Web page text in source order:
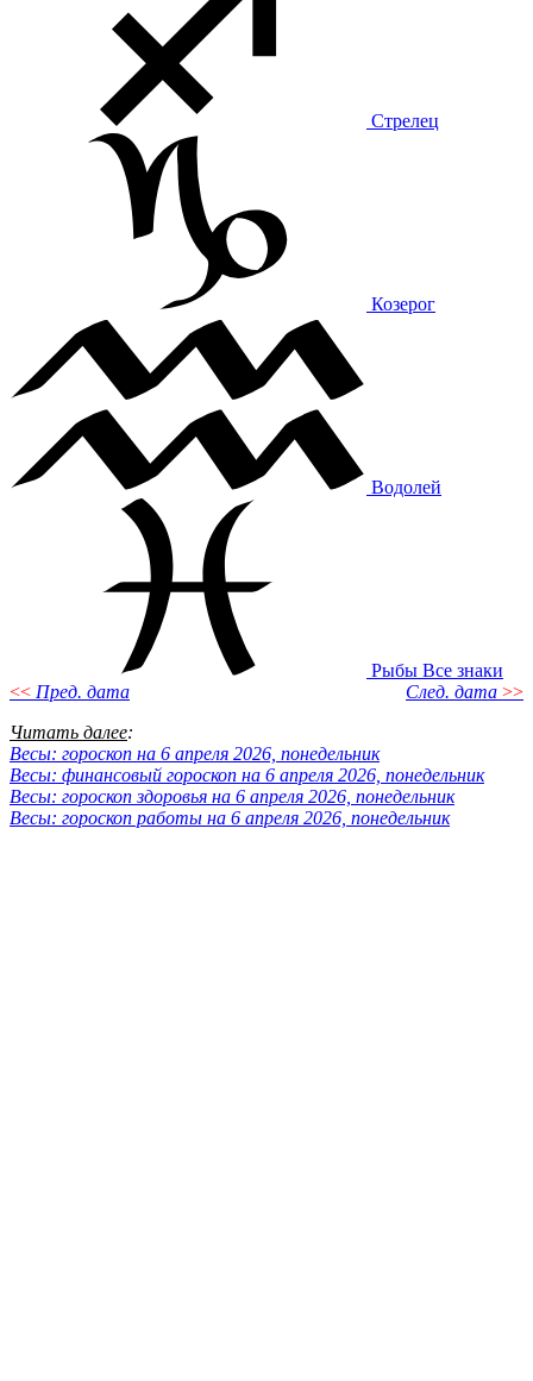
Стрелец
Козерог
Водолей
Рыбы Все знаки
<< Пред. дата След. дата >>
Читать далее:
Весы: гороскоп на 6 апреля 2026, понедельник
Весы: финансовый гороскоп на 6 апреля 2026, понедельник
Весы: гороскоп здоровья на 6 апреля 2026, понедельник
Весы: гороскоп работы на 6 апреля 2026, понедельник